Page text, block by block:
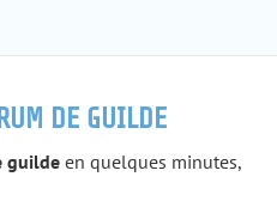
DE GUILDE
guilde en quelques minutes,